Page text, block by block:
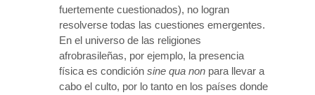
fuertemente cuestionados), no logran
resolverse todas las cuestiones emergentes.
En el universo de las religiones
afrobrasileñas, por ejemplo, la presencia
física es condición sine qua non para llevar a
cabo el culto, por lo tanto en los países donde